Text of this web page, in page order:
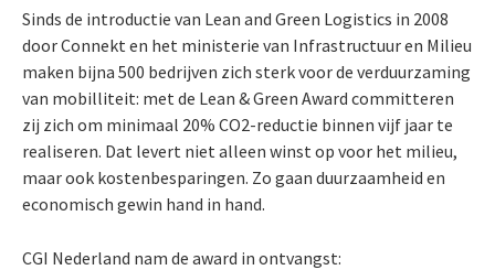
Sinds de introductie van Lean and Green Logistics in 2008
door Connekt en het ministerie van Infrastructuur en Milieu
maken bijna 500 bedrijven zich sterk voor de verduurzaming
van mobilliteit: met de Lean & Green Award committeren
zij zich om minimaal 20% CO2-reductie binnen vijf jaar te
realiseren. Dat levert niet alleen winst op voor het milieu,
maar ook kostenbesparingen. Zo gaan duurzaamheid en
economisch gewin hand in hand.
CGI Nederland nam de award in ontvangst: